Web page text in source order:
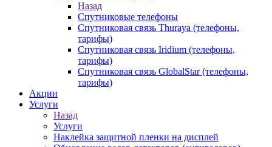
Назад
Спутниковые телефоны
Спутниковая связь Thuraya (телефоны,
тарифы)
Спутниковая связь Iridium (телефоны,
тарифы)
Спутниковая связь GlobalStar (телефоны,
тарифы)
Акции
Услуги
Назад
Услуги
Наклейка защитной пленки на дисплей